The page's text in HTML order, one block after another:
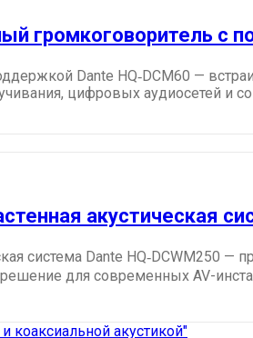
громкоговоритель с
Dante HQ‑DCM60 —
цифровых аудиосетей и
акустическая
система Dante HQ‑DCWM250
для современных AV-